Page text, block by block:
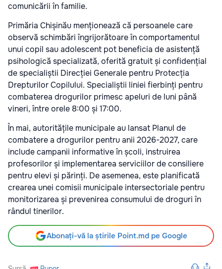
comunicării în familie.
Primăria Chișinău menționează că persoanele care
observă schimbări îngrijorătoare în comportamentul
unui copil sau adolescent pot beneficia de asistență
psihologică specializată, oferită gratuit și confidențial
de specialiștii Direcției Generale pentru Protecția
Drepturilor Copilului. Specialiștii liniei fierbinți pentru
combaterea drogurilor primesc apeluri de luni până
vineri, între orele 8:00 și 17:00.
În mai, autoritățile municipale au lansat Planul de
combatere a drogurilor pentru anii 2026-2027, care
include campanii informative în școli, instruirea
profesorilor și implementarea serviciilor de consiliere
pentru elevi și părinți. De asemenea, este planificată
crearea unei comisii municipale intersectoriale pentru
monitorizarea și prevenirea consumului de droguri în
rândul tinerilor.
Abonați-vă la știrile Point.md pe Google